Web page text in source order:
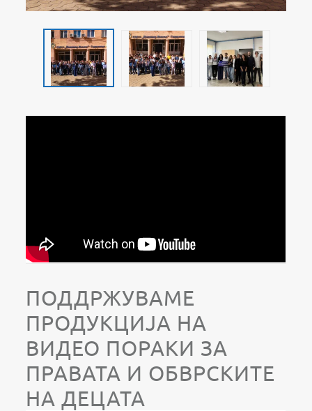
ПОДДРЖУВАМЕ
ПРОДУКЦИЈА НА
ВИДЕО ПОРАКИ ЗА
ПРАВАТА И ОБВРСКИТЕ
НА ДЕЦАТА